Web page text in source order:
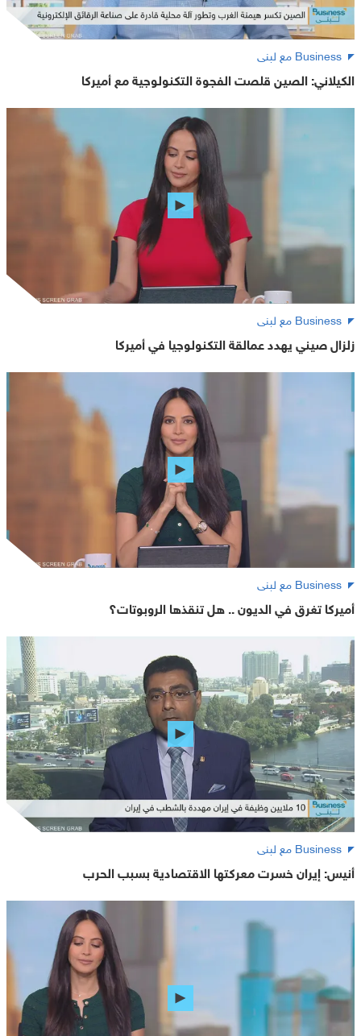
Business مع لبنى
الكيلاني: الصين قلصت الفجوة التكنولوجية مع أميركا
Business مع لبنى
زلزال صيني يهدد عمالقة التكنولوجيا في أميركا
Business مع لبنى
أميركا تغرق في الديون .. هل تنقذها الروبوتات؟
Business مع لبنى
أنيس: إيران خسرت معركتها الاقتصادية بسبب الحرب